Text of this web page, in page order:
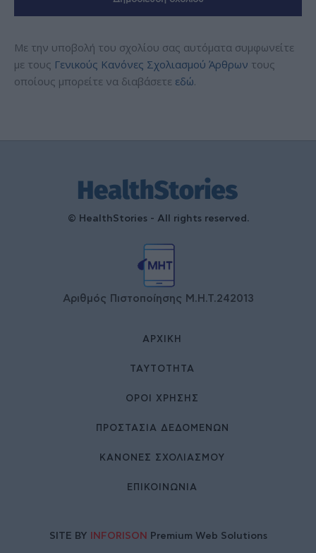
Με την υποβολή του σχολίου σας αυτόματα συμφωνείτε
με τους Γενικούς Κανόνες Σχολιασμού Άρθρων τους
οποίους μπορείτε να διαβάσετε εδώ.
© HealthStories - All rights reserved.
Αριθμός Πιστοποίησης Μ.Η.Τ.242013
ΑΡΧΙΚΉ
ΤΑΥΤΌΤΗΤΑ
ΌΡΟΙ ΧΡΉΣΗΣ
ΠΡΟΣΤΑΣΙΑ ΔΕΔΟΜΕΝΩΝ
ΚΑΝΟΝΕΣ ΣΧΟΛΙΑΣΜΟΥ
ΕΠΙΚΟΙΝΩΝΊΑ
SITE BY INFORISON Premium Web Solutions